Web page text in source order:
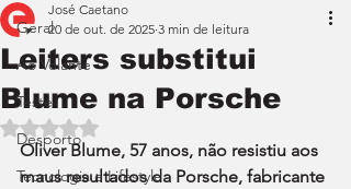
Geral
Ao Volante
Teste
Desporto
Tecnologia e Lifestyle
Leiters substitui
Blume na Porsche
José Caetano
20 de out. de 2025 3 min de leitura
Avaliado com NaN de 5 estrelas.
Oliver Blume, 57 anos, não resistiu aos
maus resultados da Porsche, fabricante